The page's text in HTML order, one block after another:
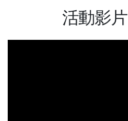
活動影片